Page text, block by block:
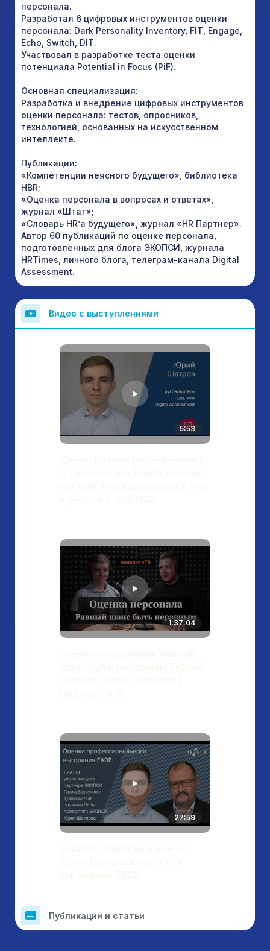
персонала.
Разработал 6 цифровых инструментов оценки
персонала: Dark Personality Inventory, FIT, Engage,
Echo, Switch, DIT.
Участвовал в разработке теста оценки
потенциала Potential in Focus (PiF).
Основная специализация:
Разработка и внедрение цифровых инструментов
оценки персонала: тестов, опросников,
технологией, основанных на искусственном
интеллекте.
Публикации:
«Компетенции неясного будущего», библиотека
HBR;
«Оценка персонала в вопросах и ответах»,
журнал «Штат»;
«Словарь HR’а будущего», журнал «HR Партнер».
Автор 60 публикаций по оценке персонала,
подготовленных для блога ЭКОПСИ, журнала
HRTimes, личного блога, телеграм-канала Digital
Assessment.
Видео с выступлениями
5:53
1:37:04
27:59
Публикации и статьи